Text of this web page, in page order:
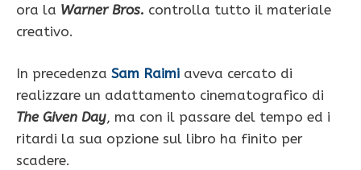
ora la Warner Bros. controlla tutto il materiale
creativo.
In precedenza Sam Raimi aveva cercato di
realizzare un adattamento cinematografico di
The Given Day, ma con il passare del tempo ed i
ritardi la sua opzione sul libro ha finito per
scadere.